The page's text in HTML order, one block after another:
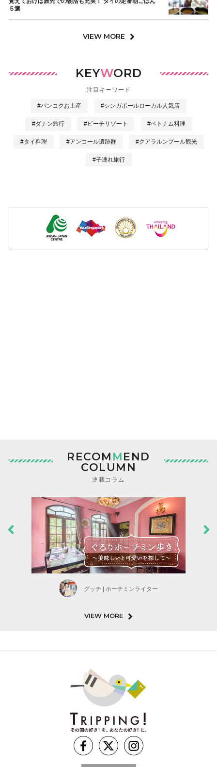
５選
VIEW MORE
KEYWORD
注目キーワード
#バンコクお土産 #シンガポールローカル人気店
#ダナン旅行 #ビーチリゾート #ベトナム料理
#タイ料理 #アンコール遺跡群 #クアラルンプール観光
#子連れ旅行
RECOM MEND
COLUMN
連載コラム
グッチ | ホーチミンライター
VIEW MORE